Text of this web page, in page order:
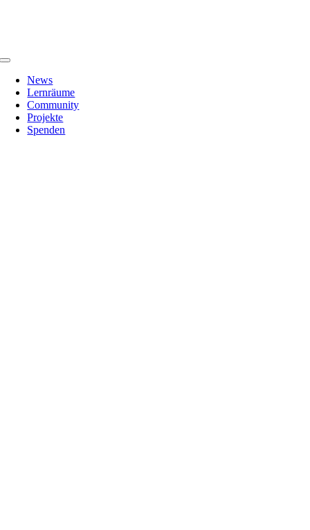
Toggle
Navigation
News
Lernräume
Community
Projekte
Spenden